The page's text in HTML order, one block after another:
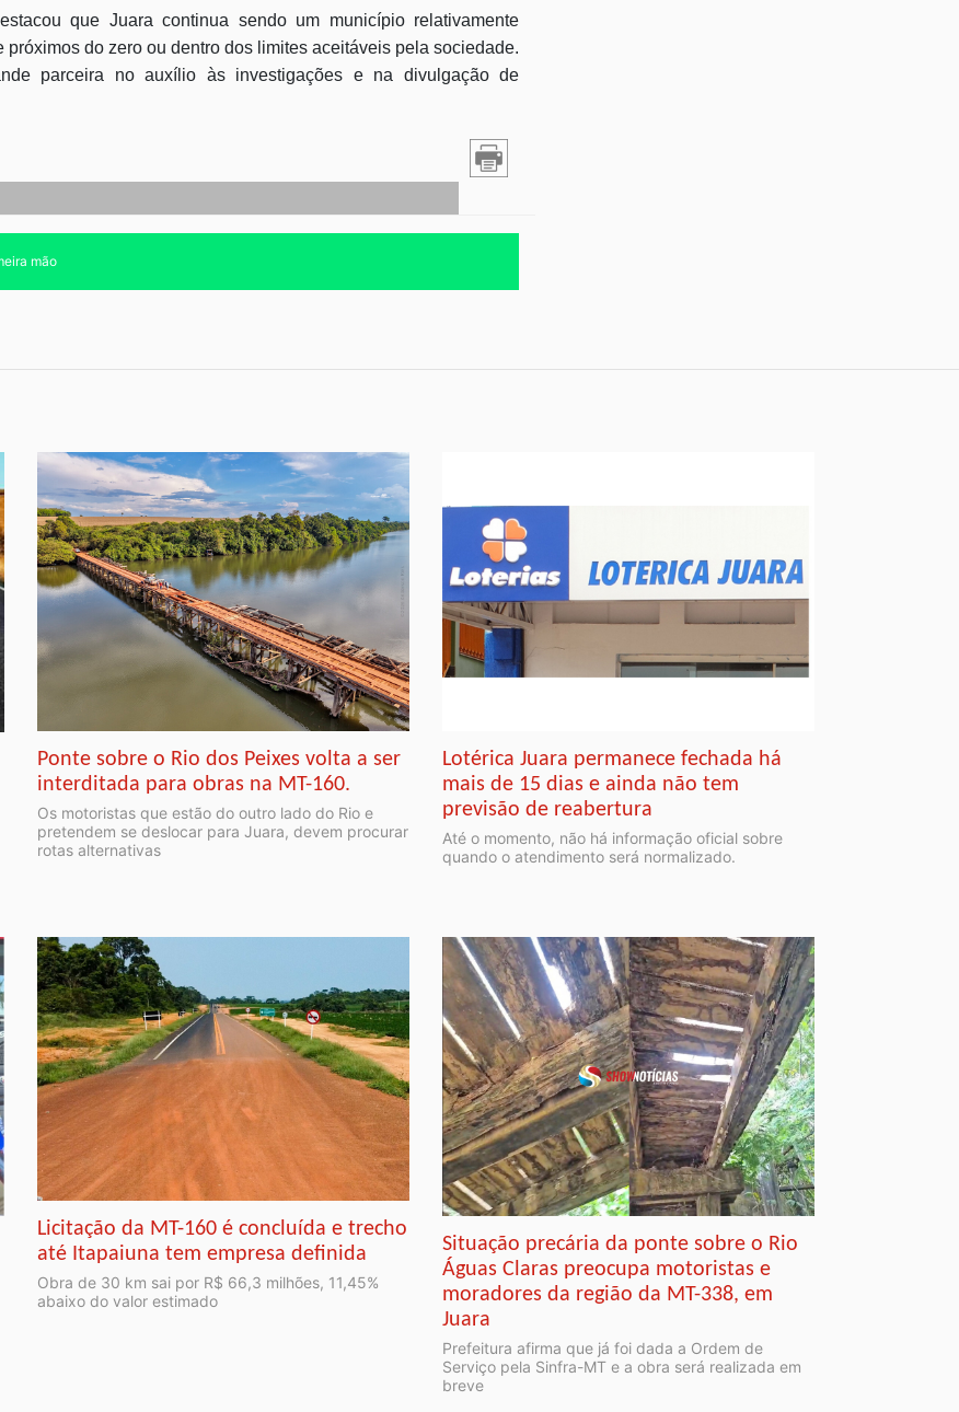
que Juara continua sendo um município relativamente
do zero ou dentro dos limites aceitáveis pela sociedade.
parceira no auxílio às investigações e na divulgação de
mão
Ponte sobre o Rio dos Peixes volta a ser
interditada para obras na MT-160.
Os motoristas que estão do outro lado do Rio e
pretendem se deslocar para Juara, devem procurar
rotas alternativas
Lotérica Juara permanece fechada há
mais de 15 dias e ainda não tem
previsão de reabertura
Até o momento, não há informação oficial sobre
quando o atendimento será normalizado.
Licitação da MT-160 é concluída e trecho
até Itapaiuna tem empresa definida
Obra de 30 km sai por R$ 66,3 milhões, 11,45%
abaixo do valor estimado
Situação precária da ponte sobre o Rio
Águas Claras preocupa motoristas e
moradores da região da MT-338, em
Juara
Prefeitura afirma que já foi dada a Ordem de
Serviço pela Sinfra-MT e a obra será realizada em
breve